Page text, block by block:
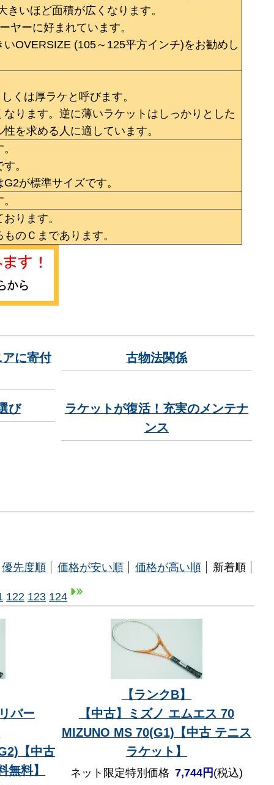
いほど面積が広くなります。
ヤーに好まれています。
OVERSIZE (105～125平方インチ)をお勧めし
くは厚ラケと呼びます。
ります。逆に薄いラケットはしっかりとした
を求める人に適しています。
。
が標準サイズです。
ります。
のＣまであります。
に寄付 古物法関係
び
ラケットが復活！充実のメンテナ
ンス
優先度順 価格が安い順 価格が高い順 新着順
122 123 124
バー
【中古
無料】
【ランクB】
【中古】ミズノ エムエス 70
MIZUNO MS 70(G1)【中古 テニス
ラケット】
ネット限定特別価格 7,744円 (税込)